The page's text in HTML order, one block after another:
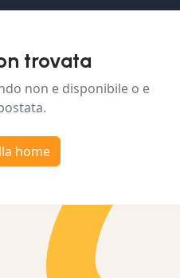
trovata
non e disponibile o e
home